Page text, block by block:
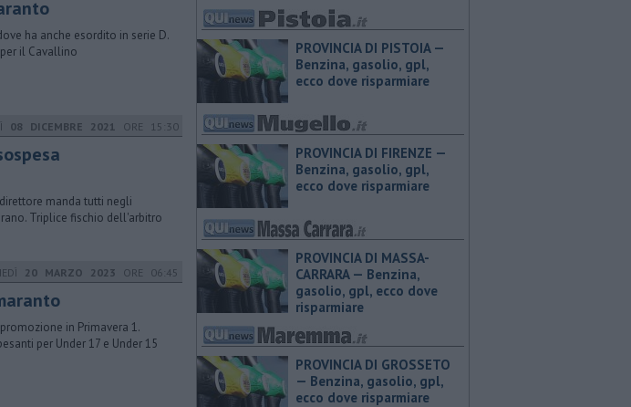
ha anche esordito in serie D.
il Cavallino
08 DICEMBRE 2021 ORE 15:30
manda tutti negli
Triplice fischio dell'arbitro
20 MARZO 2023 ORE 06:45
in Primavera 1.
per Under 17 e Under 15
PROVINCIA DI PISTOIA — ​
Benzina, gasolio, gpl,
ecco dove risparmiare
PROVINCIA DI FIRENZE — ​
Benzina, gasolio, gpl,
ecco dove risparmiare
PROVINCIA DI MASSA-
CARRARA — ​Benzina,
gasolio, gpl, ecco dove
risparmiare
PROVINCIA DI GROSSETO
— ​Benzina, gasolio, gpl,
ecco dove risparmiare